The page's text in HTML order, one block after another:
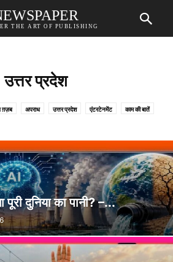
THE ART OF PUBLISHING
उत्तर प्रदेश
ग़ज़ब अपराध उत्तर प्रदेश एंटरटेनमेंट काम की बातें
दुनिया का पानी? –...